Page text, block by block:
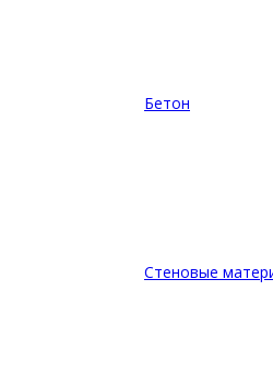
Бетон
Стеновые